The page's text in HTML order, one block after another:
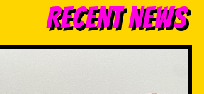
RECENT NEWS